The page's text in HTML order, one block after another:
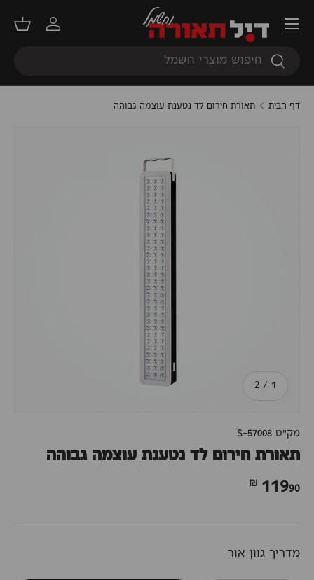
דילוג
חיפוש
חיפוש
התחברות
סל
תפריט
דף הבית תאורת חירום לד נטענת עוצמה גבוהה
1
/ מתוך
2
מק"ט S-57008
תאורת חירום לד נטענת עוצמה גבוהה
11990 ₪
מדריך גוון אור